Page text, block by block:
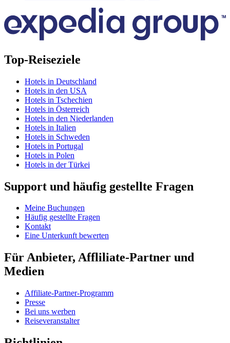
Top-Reiseziele
Hotels in Deutschland
Hotels in den USA
Hotels in Tschechien
Hotels in Österreich
Hotels in den Niederlanden
Hotels in Italien
Hotels in Schweden
Hotels in Portugal
Hotels in Polen
Hotels in der Türkei
Support und häufig gestellte Fragen
Meine Buchungen
Häufig gestellte Fragen
Kontakt
Eine Unterkunft bewerten
Für Anbieter, Affliliate-Partner und
Medien
Affiliate-Partner-Programm
Presse
Bei uns werben
Reiseveranstalter